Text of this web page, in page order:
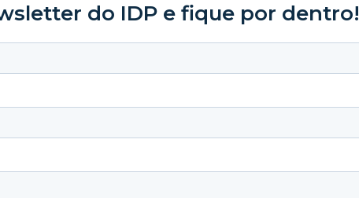
do IDP e fique por dentro!